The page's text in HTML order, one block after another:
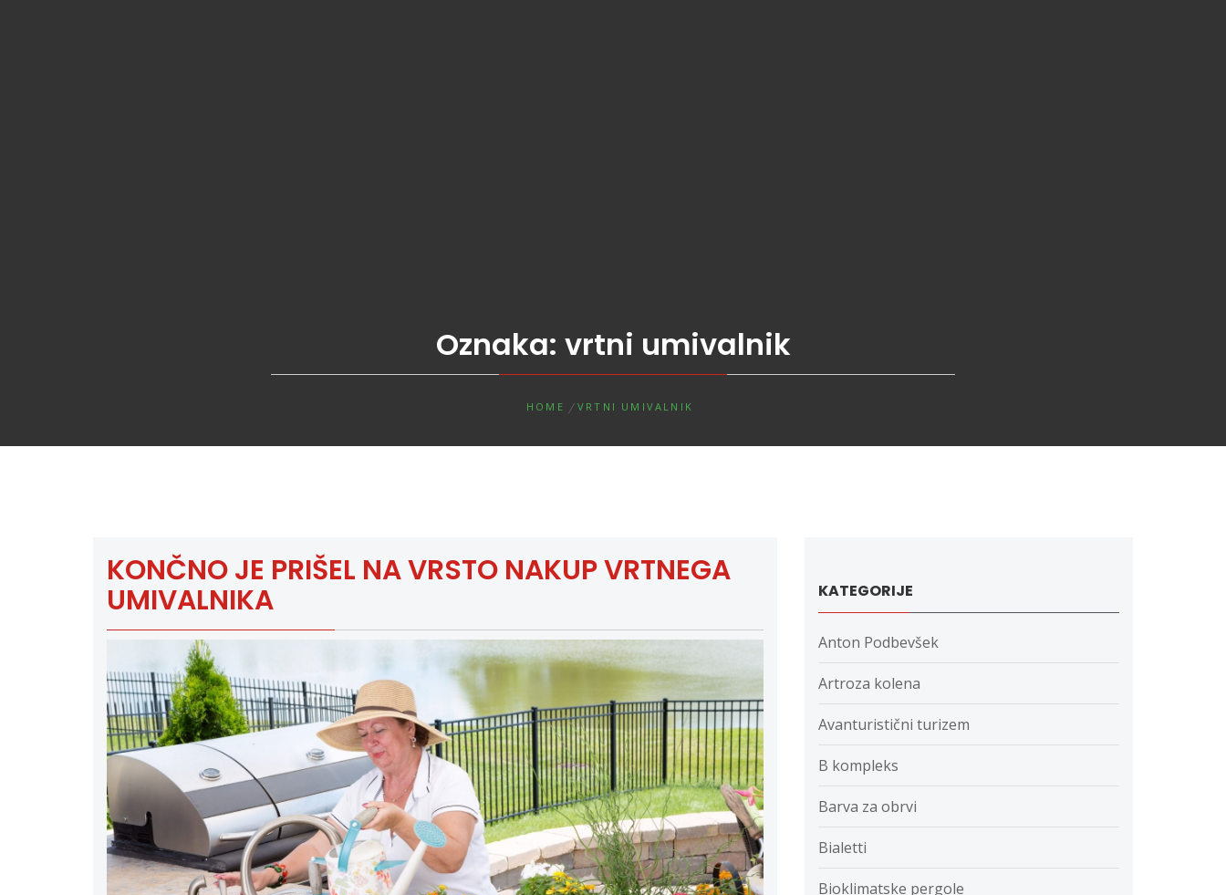
Oznaka: vrtni umivalnik
HOME VRTNI UMIVALNIK
KONČNO JE PRIŠEL NA VRSTO NAKUP VRTNEGA
UMIVALNIKA KATEGORIJE
Anton Podbevšek
Artroza kolena
Avanturistični turizem
B kompleks
Barva za obrvi
Bialetti
Bioklimatske pergole